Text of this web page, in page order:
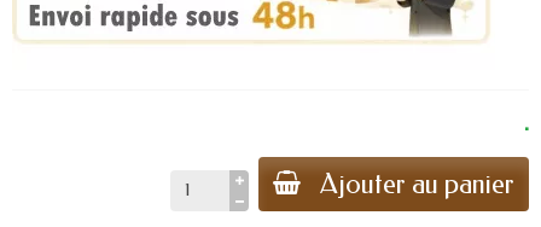
.
Ajouter au panier